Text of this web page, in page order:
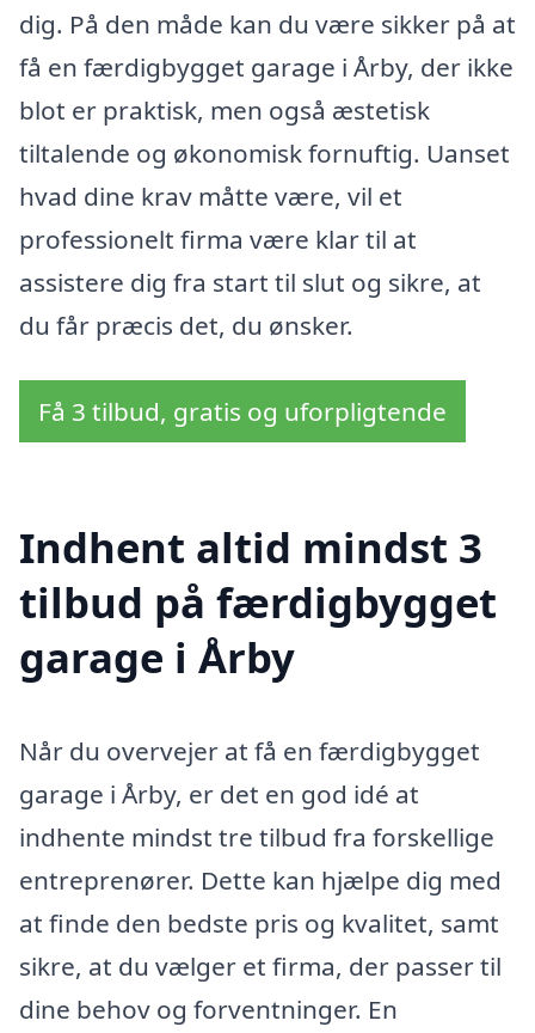
dig. På den måde kan du være sikker på at
få en færdigbygget garage i Årby, der ikke
blot er praktisk, men også æstetisk
tiltalende og økonomisk fornuftig. Uanset
hvad dine krav måtte være, vil et
professionelt firma være klar til at
assistere dig fra start til slut og sikre, at
du får præcis det, du ønsker.
Få 3 tilbud, gratis og uforpligtende
Indhent altid mindst 3
tilbud på færdigbygget
garage i Årby
Når du overvejer at få en færdigbygget
garage i Årby, er det en god idé at
indhente mindst tre tilbud fra forskellige
entreprenører. Dette kan hjælpe dig med
at finde den bedste pris og kvalitet, samt
sikre, at du vælger et firma, der passer til
dine behov og forventninger. En